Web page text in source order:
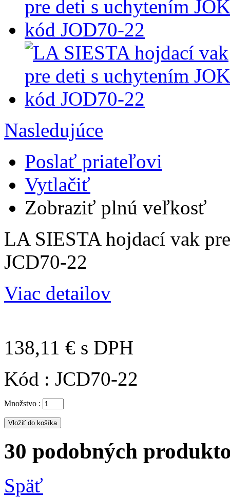
Nasledujúce
Poslať priateľovi
Vytlačiť
Zobraziť plnú veľkosť
LA SIESTA hojdací vak
JCD70-22
Viac detailov
138,11 € s DPH
Kód : JCD70-22
Množstvo :
30 podobných
Späť